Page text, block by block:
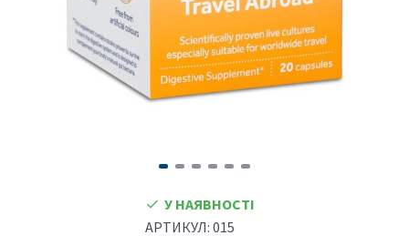
У НАЯВНОСТІ
АРТИКУЛ: 015